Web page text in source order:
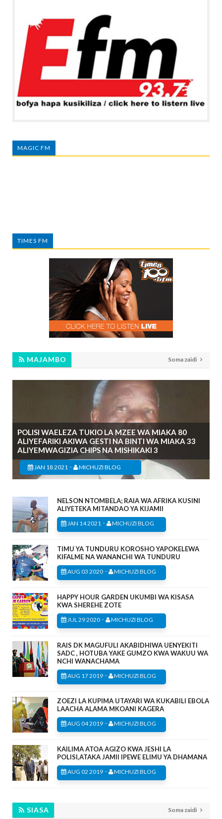
MAGIC FM
TIMES FM
MAJAMBO Soma zaidi
POLISI WAELEZA TUKIO LA MZEE WA MIAKA 80
ALIYEFARIKI AKIWA GESTI NA BINTI WA MIAKA 33
ALIYEMWAGIZIA CHIPS NA MISHIKAKI 3
JAN 18 2021 - MICHUZI BLOG
NELSON NTOMBELA; RAIA WA AFRIKA KUSINI
ALIYETEKA MITANDAO YA KIJAMII
JAN 14 2021 - MICHUZI BLOG
TIMU YA TUNDURU KOROSHO YAPOKELEWA
KIFALME NA WANANCHI WA TUNDURU
AUG 03 2020 - MICHUZI BLOG
HAPPY HOUR GARDEN UKUMBI WA KISASA
KWA SHEREHE ZOTE
JUL 29 2020 - MICHUZI BLOG
RAIS DK MAGUFULI AKABIDHIWA UENYEKITI
SADC , HOTUBA YAKE GUMZO KWA WAKUU WA
NCHI WANACHAMA
AUG 17 2019 - MICHUZI BLOG
ZOEZI LA KUPIMA UTAYARI WA KUKABILI EBOLA
LAACHA ALAMA MKOANI KAGERA
AUG 04 2019 - MICHUZI BLOG
KAILIMA ATOA AGIZO KWA JESHI LA
POLISI,ATAKA JAMII IPEWE ELIMU YA DHAMANA
AUG 02 2019 - MICHUZI BLOG
SIASA Soma zaidi